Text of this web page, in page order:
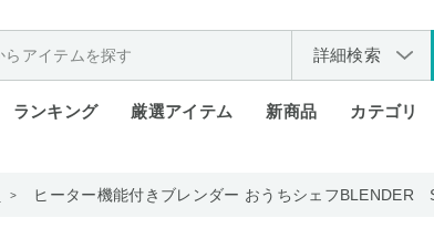
詳細検索
ランキング 厳選アイテム 新商品 カテゴリ
ヒーター機能付きブレンダー おうちシェフBLENDER